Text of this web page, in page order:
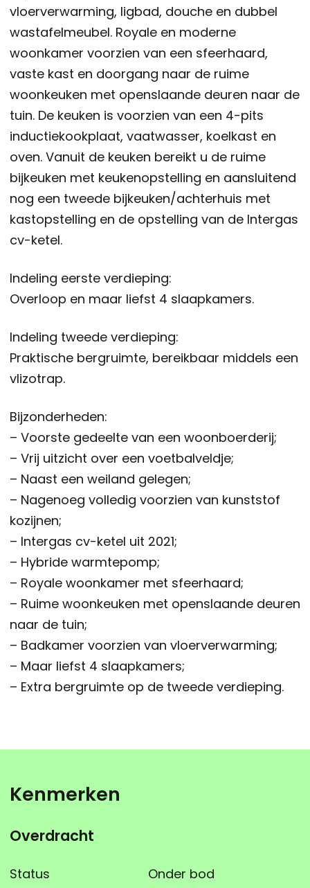
vloerverwarming, ligbad, douche en dubbel
wastafelmeubel. Royale en moderne
woonkamer voorzien van een sfeerhaard,
vaste kast en doorgang naar de ruime
woonkeuken met openslaande deuren naar de
tuin. De keuken is voorzien van een 4-pits
inductiekookplaat, vaatwasser, koelkast en
oven. Vanuit de keuken bereikt u de ruime
bijkeuken met keukenopstelling en aansluitend
nog een tweede bijkeuken/achterhuis met
kastopstelling en de opstelling van de Intergas
cv-ketel.
Indeling eerste verdieping:
Overloop en maar liefst 4 slaapkamers.
Indeling tweede verdieping:
Praktische bergruimte, bereikbaar middels een
vlizotrap.
Bijzonderheden:
– Voorste gedeelte van een woonboerderij;
– Vrij uitzicht over een voetbalveldje;
– Naast een weiland gelegen;
– Nagenoeg volledig voorzien van kunststof
kozijnen;
– Intergas cv-ketel uit 2021;
– Hybride warmtepomp;
– Royale woonkamer met sfeerhaard;
– Ruime woonkeuken met openslaande deuren
naar de tuin;
– Badkamer voorzien van vloerverwarming;
– Maar liefst 4 slaapkamers;
– Extra bergruimte op de tweede verdieping.
Kenmerken
Overdracht
Status Onder bod